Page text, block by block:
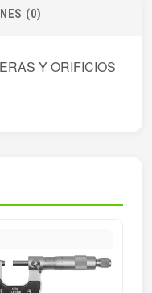
(0)
Y ORIFICIOS